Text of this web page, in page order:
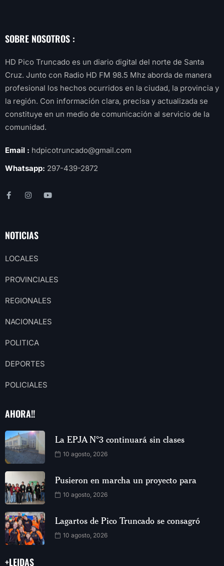
SOBRE NOSOTROS :
HD Pico Truncado es un diario digital del norte de Santa
Cruz. Junto con Radio HD FM 98.5 Mhz aborda de manera
profesional los hechos ocurridos en la ciudad, la provincia y
la región. Con información clara, precisa y actualizada se
constituye en un medio de comunicación al servicio de la
comunidad.
Email : hdpicotruncado@gmail.com
Whatsapp: 297-439-2872
NOTICIAS
LOCALES
PROVINCIALES
REGIONALES
NACIONALES
POLITICA
DEPORTES
POLICIALES
AHORA!!
La EPJA N°3 continuará sin clases
10 agosto, 2026
Pusieron en marcha un proyecto para
10 agosto, 2026
Lagartos de Pico Truncado se consagró
10 agosto, 2026
+LEIDAS